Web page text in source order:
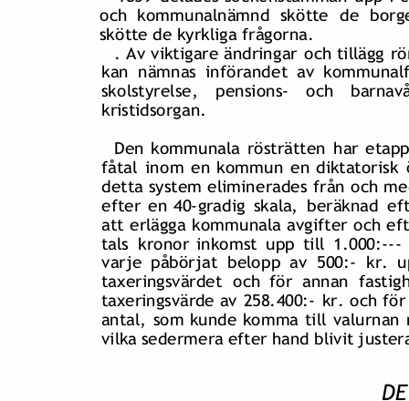
och kommunalnämnd skötte de
skötte de kyrkliga frågorna.
. Av viktigare ändringar och tillägg
kan nämnas införandet av
skolstyrelse, pensions- och
kristidsorgan.
Den kommunala rösträtten har
fåtal inom en kommun en diktatorisk
detta system eliminerades från och
efter en 40-gradig skala, beräknad
att erlägga kommunala avgifter och
tals kronor inkomst upp till
varje påbörjat belopp av 500:- kr.
taxeringsvärdet
och för annan
taxeringsvärde av 258.400:- kr. och
antal, som kunde komma till valurnan
vilka sedermera efter hand blivit